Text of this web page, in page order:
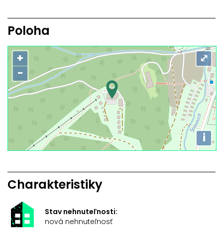
Poloha
+
−
i
⤢
Charakteristiky
Stav nehnuteľnosti:
nová nehnuteľnosť